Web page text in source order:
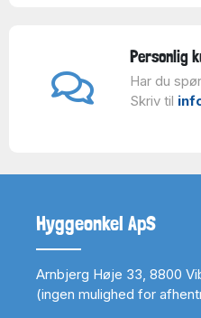
Personlig
Har du
Skriv til
Hyggeonkel ApS
Arnbjerg Høje 33, 8800
(ingen mulighed for